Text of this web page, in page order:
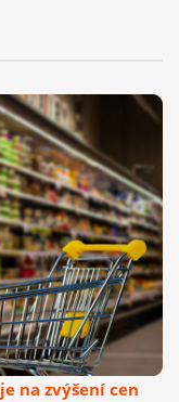
na zvýšení cen